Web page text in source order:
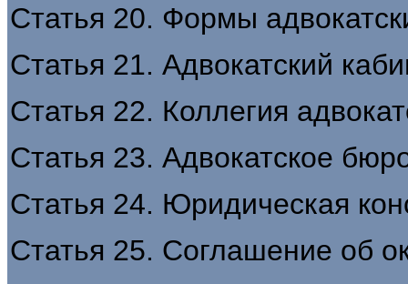
Статья 20. Формы
Статья 21. Адвокатский
Статья 22. Коллегия
Статья 23. Адвокатское
Статья 24. Юридическая
Статья 25. Соглашение об